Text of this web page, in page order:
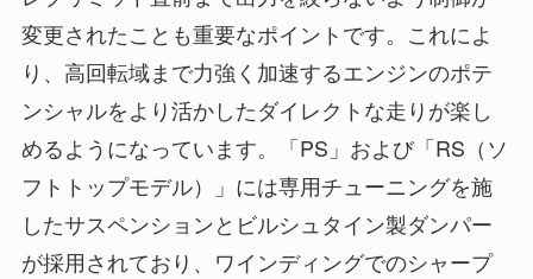
変更されたことも重要なポイントです。これによ
り、高回転域まで力強く加速するエンジンのポテ
ンシャルをより活かしたダイレクトな走りが楽し
めるようになっています。「PS」および「RS（ソ
フトトップモデル）」には専用チューニングを施
したサスペンションとビルシュタイン製ダンパー
が採用されており、ワインディングでのシャープ